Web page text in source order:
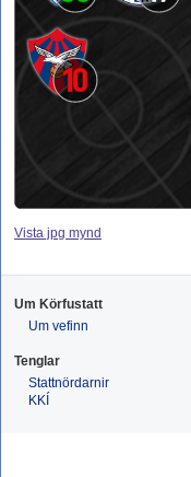
10
Vista jpg mynd
Um Körfustatt
Um vefinn
Tenglar
Stattnördarnir
KKÍ